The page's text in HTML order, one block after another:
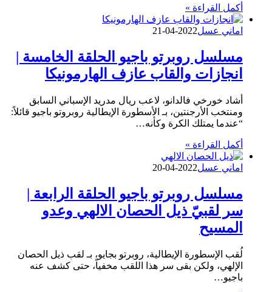
أكمل القراءة »
اماني عسل2022-04-21
مسلسل روبرتو باجيو الحلقة الخامسة |
انجازات والقاب عازف الهارمونيكا
أشاد خورخي فالدانو، لاعب ريال مدريد الإسباني السابق
ومنتخب الأرجنتين، بـ الأسطورة الإيطالية روبروتو باجيو قائلاً:
“عندما يمتلك الكرة وكأنه…
أكمل القراءة »
اماني عسل2022-04-20
مسلسل روبرتو باجيو الحلقة الرابعة |
سر لقبيّ ذيل الحصان الالهي وعدو
المسيح
لُقب الإسطورة الإيطالية، روبرتو بجايو، بـ لقب ذيل الحصان
الإلهي، ولكن بقى سر هذا اللقب مخفياً، حتى كشف عنه
باجيو…